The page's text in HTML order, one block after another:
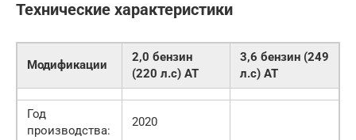
Технические характеристики
Модификации
2,0 бензин
(220 л.c) AT
3,6 бензин (249
л.c) AT
Год
производства:
2020